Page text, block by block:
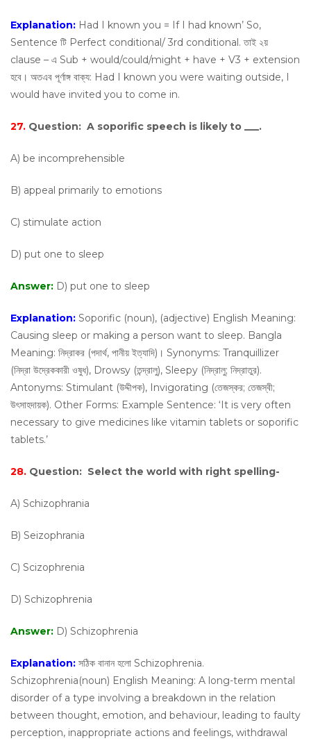
Explanation: Had I known you = If I had known’ So,
Sentence টি Perfect conditional/ 3rd conditional. তাই ২য়
clause – এ Sub + would/could/might + have + V3 + extension
হবে। অতএব পূর্ণাঙ্গ বাক্য: Had I known you were waiting outside, I
would have invited you to come in.
27. Question: A soporific speech is likely to ___.
A) be incomprehensible
B) appeal primarily to emotions
C) stimulate action
D) put one to sleep
Answer: D) put one to sleep
Explanation: Soporific (noun), (adjective) English Meaning:
Causing sleep or making a person want to sleep. Bangla
Meaning: নিদ্রাকর (পদার্থ, পানীয় ইত্যাদি)। Synonyms: Tranquillizer
(নিদ্রা উদ্রেককারী ওষুধ), Drowsy (তন্দ্রালু), Sleepy (নিদ্রালু; নিদ্রাতুর).
Antonyms: Stimulant (উদ্দীপক), Invigorating (তেজস্কর; তেজস্বী;
উৎসাহদায়ক). Other Forms: Example Sentence: ‘It is very often
necessary to give medicines like vitamin tablets or soporific
tablets.’
28. Question: Select the world with right spelling-
A) Schizophrania
B) Seizophrania
C) Scizophrenia
D) Schizophrenia
Answer: D) Schizophrenia
Explanation: সঠিক বানান হলো Schizophrenia.
Schizophrenia(noun) English Meaning: A long-term mental
disorder of a type involving a breakdown in the relation
between thought, emotion, and behaviour, leading to faulty
perception, inappropriate actions and feelings, withdrawal